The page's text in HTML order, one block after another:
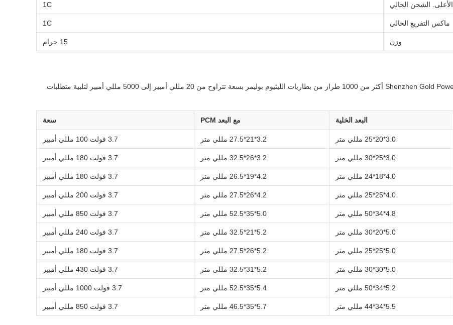
الأعلى. الشحن الحالي 1C
ماكس التفريغ الحالي 1C
وزن 15 جرام
تقدم شركة Shenzhen Gold Power Energy أكثر من 1000 طراز من بطاريات الليثيوم بوليمر بسعة تتراوح من 20 مللي أمبير إلى 5000 مللي أمبير لتلبية متطلبات
البعد الخلية مع البعد PCM سعة
3.0*20*25 مللي متر 3.2*21*27.5 مللي متر 3.7 فولت 100 مللي أمبير
3.0*25*30 مللي متر 3.2*26*32.5 مللي متر 3.7 فولت 180 مللي أمبير
4.0*18*24 مللي متر 4.2*19*26.5 مللي متر 3.7 فولت 180 مللي أمبير
4.0*25*25 مللي متر 4.2*26*27.5 مللي متر 3.7 فولت 200 مللي أمبير
4.8*34*50 مللي متر 5.0*35*52.5 مللي متر 3.7 فولت 850 مللي أمبير
5.0*20*30 مللي متر 5.2*21*32.5 مللي متر 3.7 فولت 240 مللي أمبير
5.0*25*25 مللي متر 5.2*26*27.5 مللي متر 3.7 فولت 180 مللي أمبير
5.0*30*30 مللي متر 5.2*31*32.5 مللي متر 3.7 فولت 430 مللي أمبير
5.2*34*50 مللي متر 5.4*35*52.5 مللي متر 3.7 فولت 1000 مللي أمبير
5.5*34*44 مللي متر 5.7*35*46.5 مللي متر 3.7 فولت 850 مللي أمبير